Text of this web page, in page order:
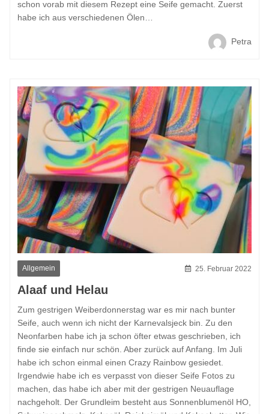
schon vorab mit diesem Rezept eine Seife gemacht. Zuerst
habe ich aus verschiedenen Ölen…
Petra
Allgemein 25. Februar 2022
Alaaf und Helau
Zum gestrigen Weiberdonnerstag war es mir nach bunter
Seife, auch wenn ich nicht der Karnevalsjeck bin. Zu den
Neonfarben habe ich ja schon öfter etwas geschrieben, ich
finde sie einfach nur schön. Aber zurück auf Anfang. Im Juli
habe ich schon einmal einen Crazy Rainbow gesiedet.
Irgendwie habe ich es verpasst von dieser Seife Fotos zu
machen, das habe ich aber mit der gestrigen Neuauflage
nachgeholt. Der Grundleim besteht aus Sonnenblumenöl HO,